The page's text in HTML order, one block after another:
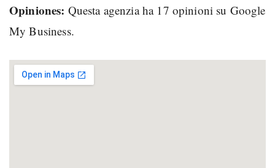
Opiniones: Questa agenzia ha 17 opinioni su Google
My Business.